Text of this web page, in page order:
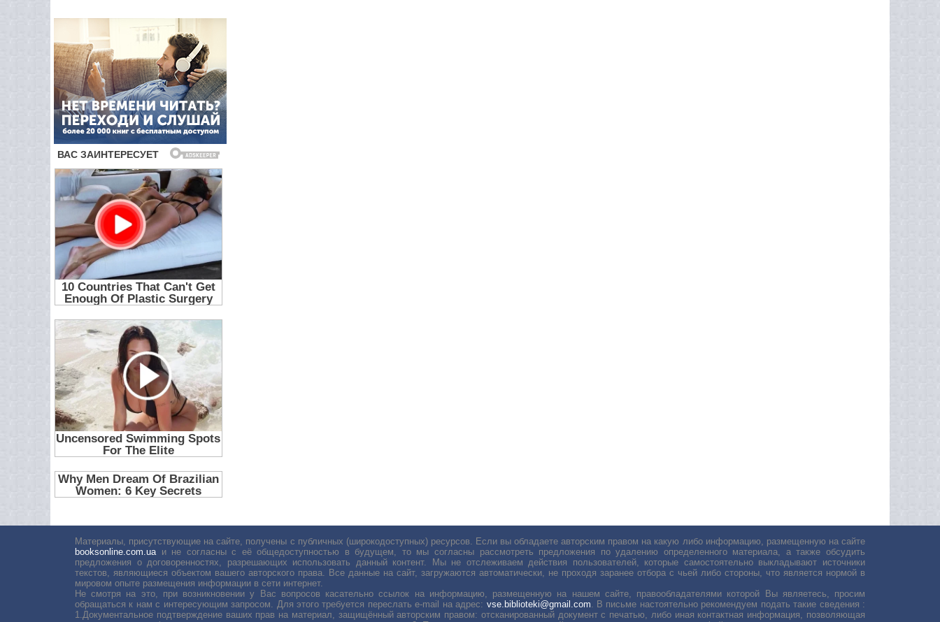
Материалы, присутствующие на сайте, получены с публичных (широкодоступных) ресурсов. Если вы обладаете авторским правом на какую либо информацию, размещенную на сайте
booksonline.com.ua и не согласны с её общедоступностью в будущем, то мы согласны рассмотреть предложения по удалению определенного материала, а также обсудить
предложения о договоренностях, разрешающих использовать данный контент. Мы не отслеживаем действия пользователей, которые самостоятельно выкладывают источники
текстов, являющиеся объектом вашего авторского права. Все данные на сайт, загружаются автоматически, не проходя заранее отбора с чьей либо стороны, что является нормой в
мировом опыте размещения информации в сети интернет.
Не смотря на это, при возникновении у Вас вопросов касательно ссылок на информацию, размещенную на нашем сайте, правообладателями которой Вы являетесь, просим
обращаться к нам с интересующим запросом. Для этого требуется переслать е-mail на адрес: vse.biblioteki@gmail.com . В письме настоятельно рекомендуем подать такие сведения :
1.Документальное подтверждение ваших прав на материал, защищённый авторским правом: отсканированный документ с печатью, либо иная контактная информация, позволяющая